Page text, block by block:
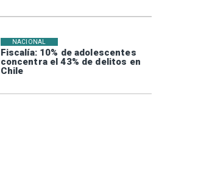
Fiscalía: 10% de adolescentes
concentra el 43% de delitos en
Chile
NACIONAL